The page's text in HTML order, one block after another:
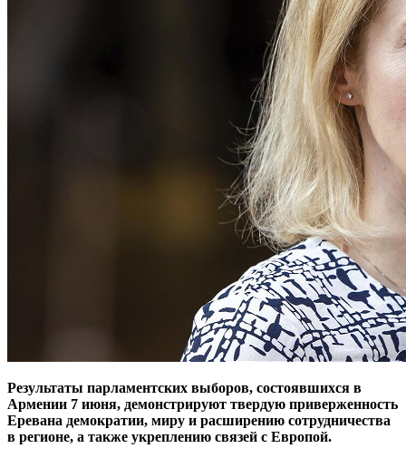
Результаты парламентских выборов, состоявшихся в
Армении 7 июня, демонстрируют твердую приверженность
Еревана демократии, миру и расширению сотрудничества
в регионе, а также укреплению связей с Европой.